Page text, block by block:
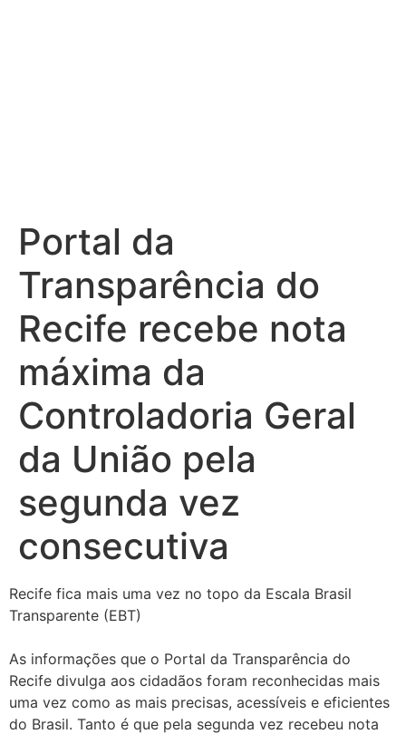
Portal da
Transparência do
Recife recebe nota
máxima da
Controladoria Geral
da União pela
segunda vez
consecutiva
Recife fica mais uma vez no topo da Escala Brasil
Transparente (EBT)
As informações que o Portal da Transparência do
Recife divulga aos cidadãos foram reconhecidas mais
uma vez como as mais precisas, acessíveis e eficientes
do Brasil. Tanto é que pela segunda vez recebeu nota